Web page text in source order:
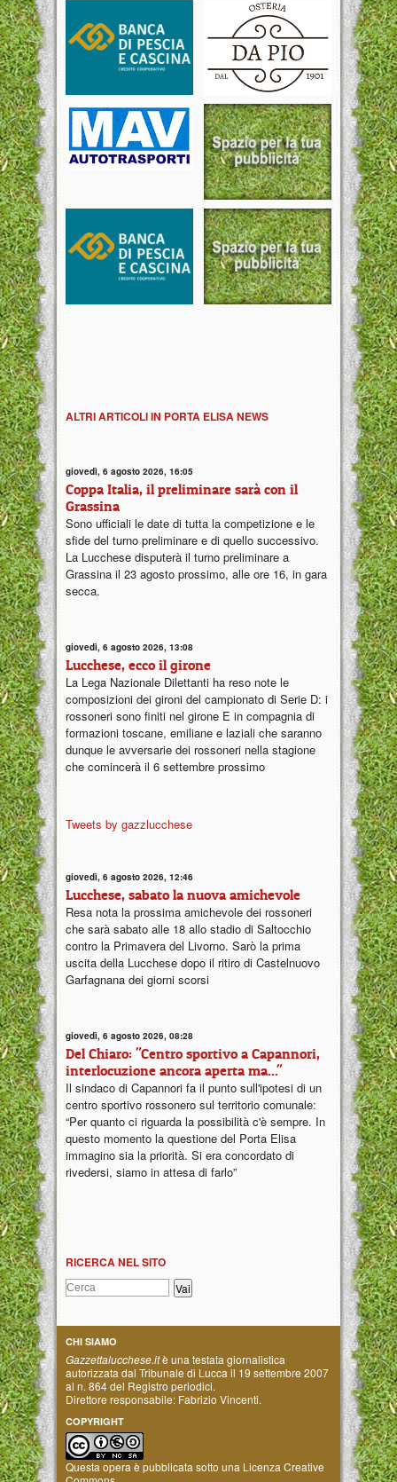
ALTRI ARTICOLI IN PORTA ELISA NEWS
giovedì, 6 agosto 2026, 16:05
Coppa Italia, il preliminare sarà con il
Grassina
Sono ufficiali le date di tutta la competizione e le
sfide del turno preliminare e di quello successivo.
La Lucchese disputerà il turno preliminare a
Grassina il 23 agosto prossimo, alle ore 16, in gara
secca.
giovedì, 6 agosto 2026, 13:08
Lucchese, ecco il girone
La Lega Nazionale Dilettanti ha reso note le
composizioni dei gironi del campionato di Serie D: i
rossoneri sono finiti nel girone E in compagnia di
formazioni toscane, emiliane e laziali che saranno
dunque le avversarie dei rossoneri nella stagione
che comincerà il 6 settembre prossimo
Tweets by gazzlucchese
giovedì, 6 agosto 2026, 12:46
Lucchese, sabato la nuova amichevole
Resa nota la prossima amichevole dei rossoneri
che sarà sabato alle 18 allo stadio di Saltocchio
contro la Primavera del Livorno. Sarò la prima
uscita della Lucchese dopo il ritiro di Castelnuovo
Garfagnana dei giorni scorsi
giovedì, 6 agosto 2026, 08:28
Del Chiaro: "Centro sportivo a Capannori,
interlocuzione ancora aperta ma..."
Il sindaco di Capannori fa il punto sull'ipotesi di un
centro sportivo rossonero sul territorio comunale:
“Per quanto ci riguarda la possibilità c'è sempre. In
questo momento la questione del Porta Elisa
immagino sia la priorità. Si era concordato di
rivedersi, siamo in attesa di farlo”
RICERCA NEL SITO
CHI SIAMO
Gazzettalucchese.itè una testata giornalistica
autorizzata dal Tribunale di Lucca il 19 settembre 2007
al n. 864 del Registro periodici.
Direttore responsabile: Fabrizio Vincenti.
COPYRIGHT
Questa opera è pubblicata sotto una Licenza Creative